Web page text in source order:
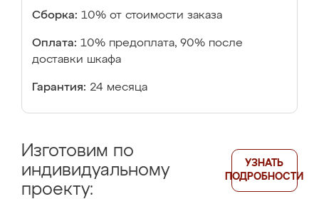
Сборка: 10% от стоимости заказа
Оплата: 10% предоплата, 90% после
доставки шкафа
Гарантия: 24 месяца
Изготовим по
индивидуальному
проекту:
УЗНАТЬ
ПОДРОБНОСТИ